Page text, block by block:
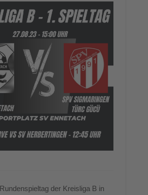
der Kreisliga B in